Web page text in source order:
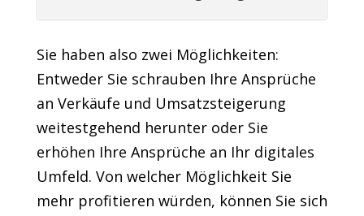
Sie haben also zwei Möglichkeiten:
Entweder Sie schrauben Ihre Ansprüche
an Verkäufe und Umsatzsteigerung
weitestgehend herunter oder Sie
erhöhen Ihre Ansprüche an Ihr digitales
Umfeld. Von welcher Möglichkeit Sie
mehr profitieren würden, können Sie sich